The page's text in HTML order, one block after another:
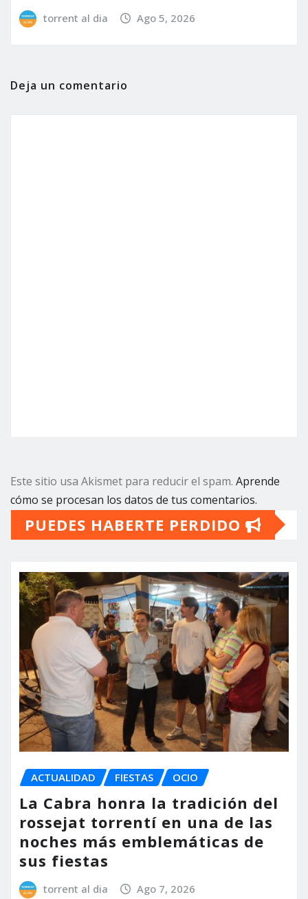
torrent al dia Ago 5, 2026
Deja un comentario
Este sitio usa Akismet para reducir el spam. Aprende
cómo se procesan los datos de tus comentarios.
PUEDES HABERTE PERDIDO
ACTUALIDAD FIESTAS OCIO
La Cabra honra la tradición del
rossejat torrentí en una de las
noches más emblemáticas de
sus fiestas
torrent al dia Ago 7, 2026